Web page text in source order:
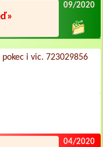
09/2020
i vic. 723029856
04/2020